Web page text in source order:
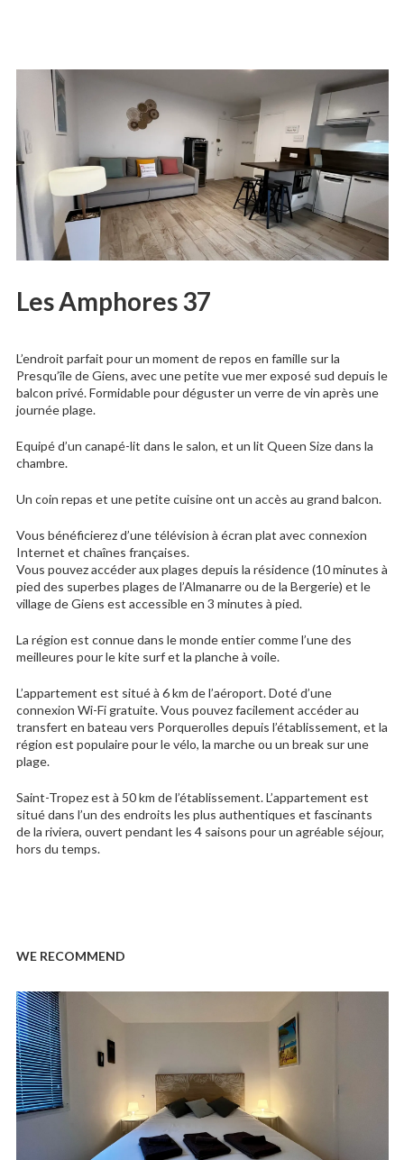
Les Amphores 37
L’endroit parfait pour un moment de repos en famille sur la
Presqu’île de Giens, avec une petite vue mer exposé sud depuis le
balcon privé. Formidable pour déguster un verre de vin après une
journée plage.
Equipé d’un canapé-lit dans le salon, et un lit Queen Size dans la
chambre.
Un coin repas et une petite cuisine ont un accès au grand balcon.
Vous bénéficierez d’une télévision à écran plat avec connexion
Internet et chaînes françaises.
Vous pouvez accéder aux plages depuis la résidence (10 minutes à
pied des superbes plages de l’Almanarre ou de la Bergerie) et le
village de Giens est accessible en 3 minutes à pied.
La région est connue dans le monde entier comme l’une des
meilleures pour le kite surf et la planche à voile.
L’appartement est situé à 6 km de l’aéroport. Doté d’une
connexion Wi-Fi gratuite. Vous pouvez facilement accéder au
transfert en bateau vers Porquerolles depuis l’établissement, et la
région est populaire pour le vélo, la marche ou un break sur une
plage.
Saint-Tropez est à 50 km de l’établissement. L’appartement est
situé dans l’un des endroits les plus authentiques et fascinants
de la riviera, ouvert pendant les 4 saisons pour un agréable séjour,
hors du temps.
WE RECOMMEND